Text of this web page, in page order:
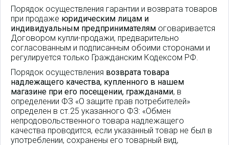
Порядок осуществления гарантии и возврата товаров
при продаже юридическим лицам и
индивидуальным предпринимателям оговаривается
Договором купли-продажи, предварительно
согласованным и подписанным обоими сторонами и
регулируется только Гражданским Кодексом РФ.
Порядок осуществления возврата товара
надлежащего качества, купленного в нашем
магазине при его посещении, гражданами, в
определении ФЗ «О защите прав потребителей»
определен в ст.25 указанного ФЗ: «Обмен
непродовольственного товара надлежащего
качества проводится, если указанный товар не был в
употреблении, сохранены его товарный вид,